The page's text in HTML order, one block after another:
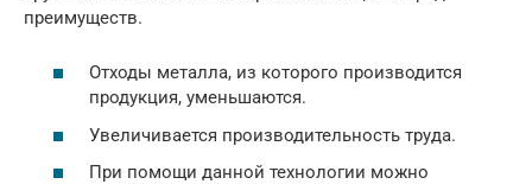
преимуществ.
Отходы металла, из которого производится
продукция, уменьшаются.
Увеличивается производительность труда.
При помощи данной технологии можно